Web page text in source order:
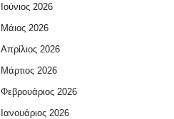
Ιούνιος 2026
Μάιος 2026
Απρίλιος 2026
Μάρτιος 2026
Φεβρουάριος 2026
Ιανουάριος 2026